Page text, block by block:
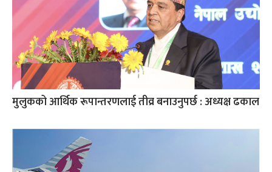
मुलुकको आर्थिक रूपान्तरणलाई तीव्र बनाउनुपर्छ : अध्यक्ष ढकाल